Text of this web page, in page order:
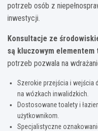
potrzeb osób z
inwestycji.
Konsultacje ze
są kluczowym
potrzeb pozwala na
Szerokie przejścia i wejścia
na wózkach inwalidzkich.
Dostosowane toalety i
użytkownikom.
Specjalistyczne